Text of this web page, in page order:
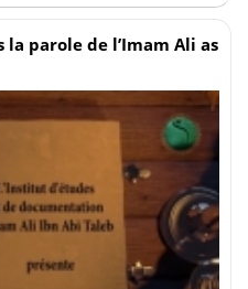
parole de l’Imam Ali as